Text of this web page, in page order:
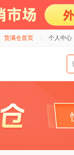
货满仓首页 个人中心